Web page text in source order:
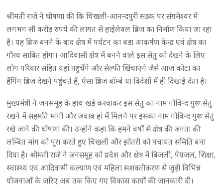
श्रीमती राजे ने घोषणा की कि चिखली-आनन्दपुरी सड़क पर संगमेश्वर में
लगभग सौ करोड़ रुपये की लागत से हाईलेवल ब्रिज का निर्माण किया जा रहा
है। यह ब्रिज बनने के बाद क्षेत्र में पर्यटन का बडा आकर्षण केन्द्र एवं क्षेत्र का
गौरव साबित होगा। आदिवासी क्षेत्र में बनने वाले इस सेतु को देखने के लिए
लोग परिवार सहित यहां पहुंचेंगे और सेल्फी खिंचाएंगे जैसे आज कोटा का
हैंगिंग ब्रिज देखने पहुंचते हैं, ऐसा ब्रिज बॉम्बे या विदेशों में ही दिखाई देता है।
मुख्यमंत्री ने जनसमूह के हाथ खडे़ करवाकर इस सेतु का नाम गोविन्द गुरू सेतु
रखने में सहमति मांगी और जवाब हां में मिलने पर इसका नाम गोविन्द गुरू सेतु
रखे जाने की घोषणा की। उन्होने कहा कि हमने वर्षों से क्षेत्र की जनता की
लम्बित मांग को पूरा करते हुए चिखली और झोतरी को पंचायत समिति बना
दिया है। श्रीमती राजे ने जनसमूह को प्रदेश और क्षेत्र में बिजली, पेयजल, शिक्षा,
स्वास्थ्य एवं आदिवासी कल्याण एवं महिला सशक्तीकरण से जुड़ी विभिन्न
योजनाओं के जरिए अब तक किए गए विकास कार्यों की जानकारी दी।